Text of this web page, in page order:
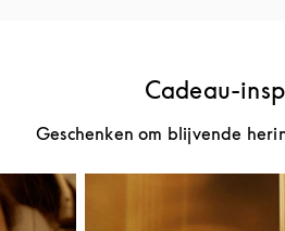
Cadeau-
Geschenken om blijvende